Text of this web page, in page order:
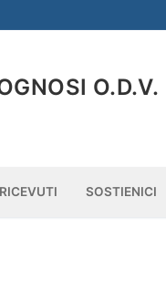
O.D.V.
SOSTIENICI